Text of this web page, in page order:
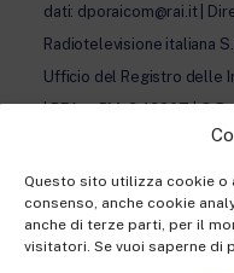
Questo sito utilizza cookie o
consenso, anche cookie
anche di terze parti, per il
visitatori. Se vuoi saperne di
dati: dporaicom@rai.it |
Radiotelevisione italiana
Ufficio del Registro delle
| REA n. RM- 949207 | ©
Facebook Twitter